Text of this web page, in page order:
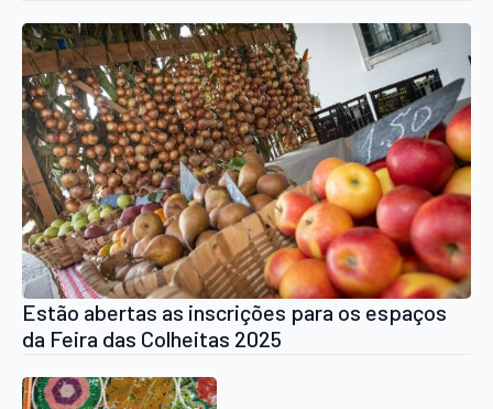
Estão abertas as inscrições para os espaços
da Feira das Colheitas 2025